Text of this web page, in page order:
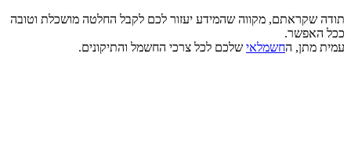
תודה שקראתם, מקווה שהמידע יעזור לכם לקבל החלטה מושכלת וטובה
ככל האפשר.
עמית מתן, החשמלאי שלכם לכל צרכי החשמל והתיקונים.